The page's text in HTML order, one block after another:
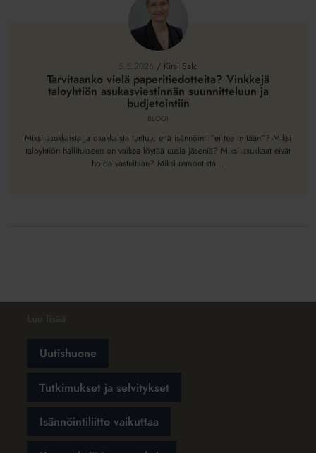
budjetointiin
5.5.2026 / Kirsi Salo
Tarvitaanko vielä paperitiedotteita? Vinkkejä
taloyhtiön asukasviestinnän suunnitteluun ja
budjetointiin
BLOGI
Miksi asukkaista ja osakkaista tuntuu, että isännöinti ”ei tee mitään”? Miksi
taloyhtiön hallitukseen on vaikea löytää uusia jäseniä? Miksi asukkaat eivät
hoida vastuitaan? Miksi remontista...
Uutishuone
Tutkimukset ja selvitykset
Isännöintiliitto vaikuttaa